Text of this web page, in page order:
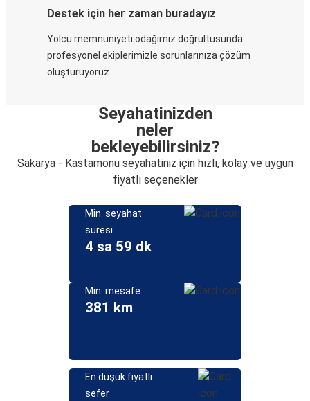
Destek için her zaman buradayız
Yolcu memnuniyeti odağımız doğrultusunda
profesyonel ekiplerimizle sorunlarınıza çözüm
oluşturuyoruz.
Seyahatinizden
neler
bekleyebilirsiniz?
Sakarya - Kastamonu seyahatiniz için hızlı, kolay ve uygun
fiyatlı seçenekler
Min. seyahat
süresi
4 sa 59 dk
Min. mesafe
381 km
En düşük fiyatlı
sefer